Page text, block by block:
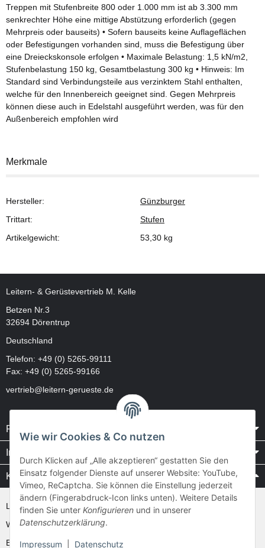
Treppen mit Stufenbreite 800 oder 1.000 mm ist ab 3.300 mm
senkrechter Höhe eine mittige Abstützung erforderlich (gegen
Mehrpreis oder bauseits) • Sofern bauseits keine Auflageflächen
oder Befestigungen vorhanden sind, muss die Befestigung über
eine Dreieckskonsole erfolgen • Maximale Belastung: 1,5 kN/m2,
Stufenbelastung 150 kg, Gesamtbelastung 300 kg • Hinweis: Im
Standard sind Verbindungsteile aus verzinktem Stahl enthalten,
welche für den Innenbereich geeignet sind. Gegen Mehrpreis
können diese auch in Edelstahl ausgeführt werden, was für den
Außenbereich empfohlen wird
Merkmale
Hersteller:
Günzburger
Trittart:
Stufen
Artikelgewicht:
53,30 kg
Leitern- & Gerüstevertrieb M. Kelle
Betzen Nr.3
32694 Dörentrup
Deutschland
Telefon: +49 (0) 5265-99111
Fax: +49 (0) 5265-99166
vertrieb@leitern-gerueste.de
Rechtliches
Informationen
Kataloge / Videos
Layher Videos und Downloads
WAKÜ
Ernst
Wie wir Cookies & Co nutzen
Durch Klicken auf „Alle akzeptieren“ gestatten Sie den
Einsatz folgender Dienste auf unserer Website: YouTube,
Vimeo, ReCaptcha. Sie können die Einstellung jederzeit
ändern (Fingerabdruck-Icon links unten). Weitere Details
finden Sie unter Konfigurieren und in unserer
Datenschutzerklärung.
Impressum Datenschutz